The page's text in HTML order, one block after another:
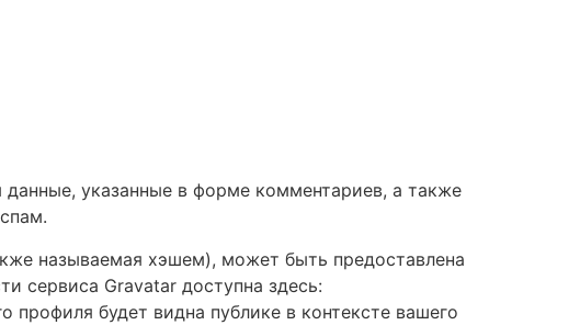
указанные в форме комментариев, а также
называемая хэшем), может быть предоставлена
сервиса Gravatar доступна здесь:
будет видна публике в контексте вашего